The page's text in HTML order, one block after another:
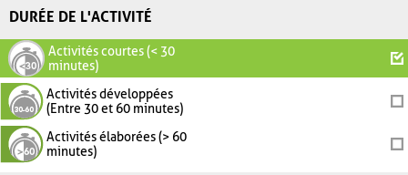
DURÉE DE L'ACTIVITÉ
Activités courtes (< 30
minutes)
Activités développées
(Entre 30 et 60 minutes)
Activités élaborées (> 60
minutes)